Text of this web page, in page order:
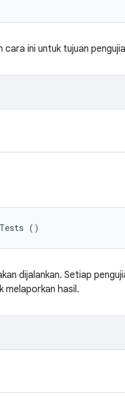
ini untuk tujuan
()
dijalankan. Setiap
melaporkan hasil.